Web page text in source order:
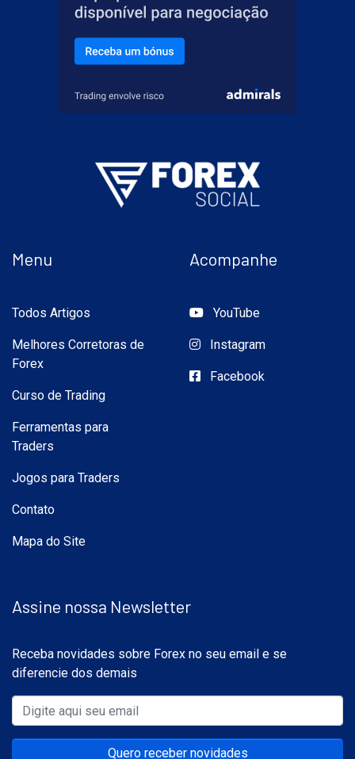
Menu
Todos Artigos
Melhores Corretoras de
Forex
Curso de Trading
Ferramentas para
Traders
Jogos para Traders
Contato
Mapa do Site
Acompanhe
YouTube
Instagram
Facebook
Assine nossa Newsletter
Receba novidades sobre Forex no seu email e se
diferencie dos demais
Quero receber novidades